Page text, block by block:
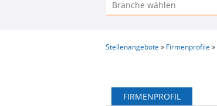
Stellenangebote Firmenprofile
FIRMENPROFIL